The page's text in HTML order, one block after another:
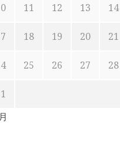
11 12 13 14
18 19 20 21
25 26 27 28